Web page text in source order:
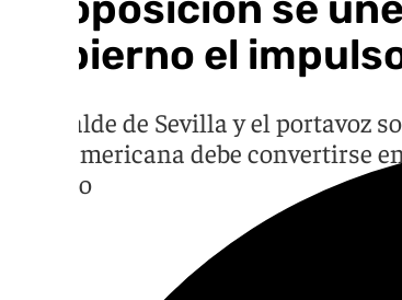
Gobierno el
El alcalde de Sevilla y el
Iberoamericana debe convertirse
Público